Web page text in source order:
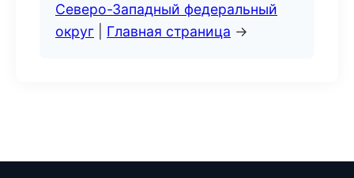
Северо-Западный федеральный
округ
Главная страница →